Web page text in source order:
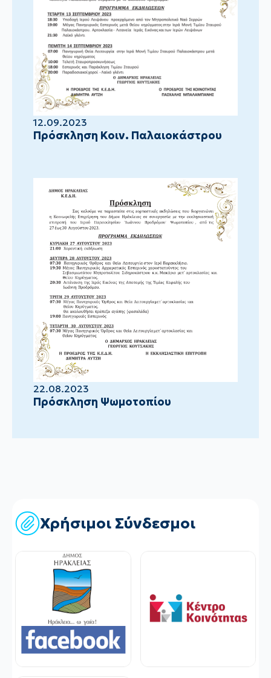
12.09.2023
Πρόσκληση Κοιν. Παλαιοκάστρου
22.08.2023
Πρόσκληση Ψωμοτοπίου
Χρήσιμοι Σύνδεσμοι